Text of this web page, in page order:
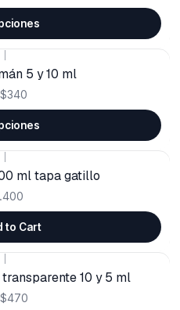
5 y 10 ml
$340
ml tapa gatillo
to Cart
10 y 5 ml
$470